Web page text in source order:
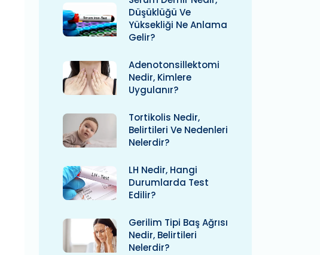
Düşüklüğü Ve
Yüksekliği Ne Anlama
Gelir?
Adenotonsillektomi
Nedir, Kimlere
Uygulanır?
Tortikolis Nedir,
Belirtileri Ve Nedenleri
Nelerdir?
LH Nedir, Hangi
Durumlarda Test
Edilir?
Gerilim Tipi Baş Ağrısı
Nedir, Belirtileri
Nelerdir?